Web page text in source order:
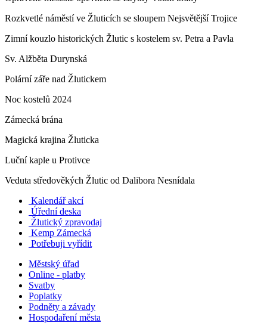
Rozkvetlé náměstí ve Žluticích se sloupem Nejsvětější Trojice
Zimní kouzlo historických Žlutic s kostelem sv. Petra a Pavla
Sv. Alžběta Durynská
Polární záře nad Žlutickem
Noc kostelů 2024
Zámecká brána
Magická krajina Žluticka
Luční kaple u Protivce
Veduta středověkých Žlutic od Dalibora Nesnídala
Kalendář akcí
Úřední deska
Žlutický zpravodaj
Kemp Zámecká
Potřebuji vyřídit
Městský úřad
Online - platby
Svatby
Poplatky
Podněty a závady
Hospodaření města